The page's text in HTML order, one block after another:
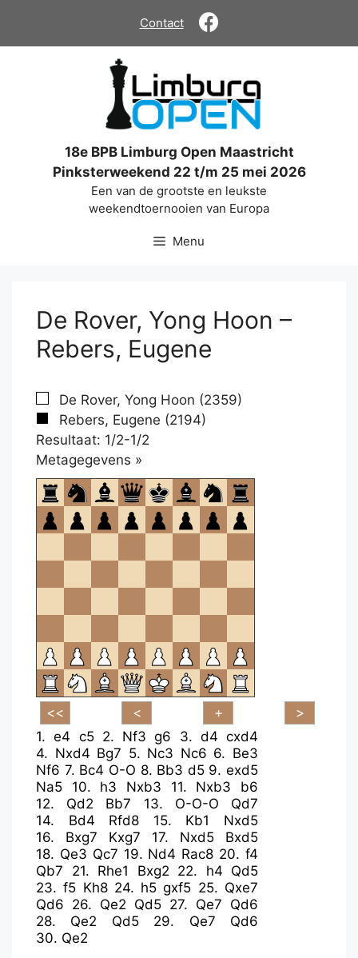
de
Contact
18e BPB Limburg Open Maastricht
Pinksterweekend 22 t/m 25 mei 2026
Een van de grootste en leukste
weekendtoernooien van Europa
Menu
De Rover, Yong Hoon –
Rebers, Eugene
De Rover, Yong Hoon (2359)
Rebers, Eugene (2194)
Resultaat: 1/2-1/2
Metagegevens »
om
te
openen.
1.e4 c5 2. Nf3 g6 3. d4 cxd4
4. Nxd4 Bg7 5. Nc3 Nc6 6. Be3
Nf6 7. Bc4 O-O 8. Bb3 d5 9. exd5
Na5
10. h3 Nxb3 11. Nxb3
b6
12. Qd2 Bb7 13. O-O-O
Qd7
14. Bd4 Rfd8 15. Kb1
Nxd5
16. Bxg7 Kxg7 17. Nxd5
Bxd5
18. Qe3 Qc7 19. Nd4 Rac8 20.f4
Qb7
21. Rhe1 Bxg2 22. h4 Qd5
23.f5 Kh8 24. h5 gxf5 25. Qxe7
Qd6 26. Qe2 Qd5 27. Qe7 Qd6
28. Qe2 Qd5 29. Qe7
Qd6
30. Qe2